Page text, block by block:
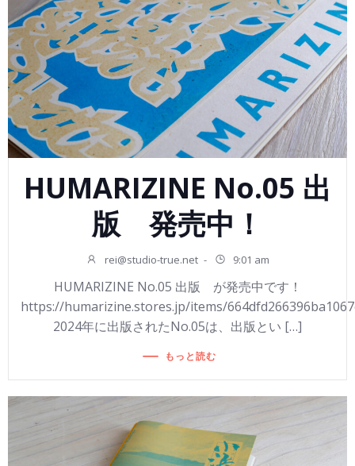
HUMARIZINE No.05 出
版 発売中！
rei@studio-true.net - 9:01 am
HUMARIZINE No.05 出版 が発売中です！
https://humarizine.stores.jp/items/
2024年に出版されたNo.05は、出版とい […]
もっと読む